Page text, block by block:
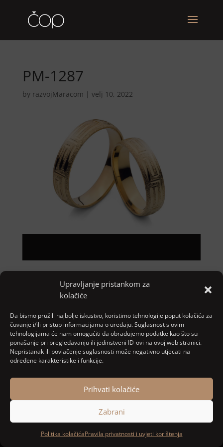
Upravljanje pristankom za
kolačiće
Da bismo pružili najbolje iskustvo, koristimo tehnologije poput kolačića za
čuvanje i/ili pristup informacijama o uređaju. Suglasnost s ovim
tehnologijama će nam omogućiti da obrađujemo podatke kao što su
ponašanje pri pregledavanju ili jedinstveni ID-ovi na ovoj web stranici.
Nepristanak ili povlačenje suglasnosti može negativno utjecati na
određene karakteristike i funkcije.
Prihvati kolačiće
Zabrani
Politika kolačićaPravila privatnosti i uvjeti korištenja
PM-1287
by razvojMaracom | velj 10, 2022
Nove objave
Najnoviji komentari
Nema komentara za prikaz.
Designed and developed by